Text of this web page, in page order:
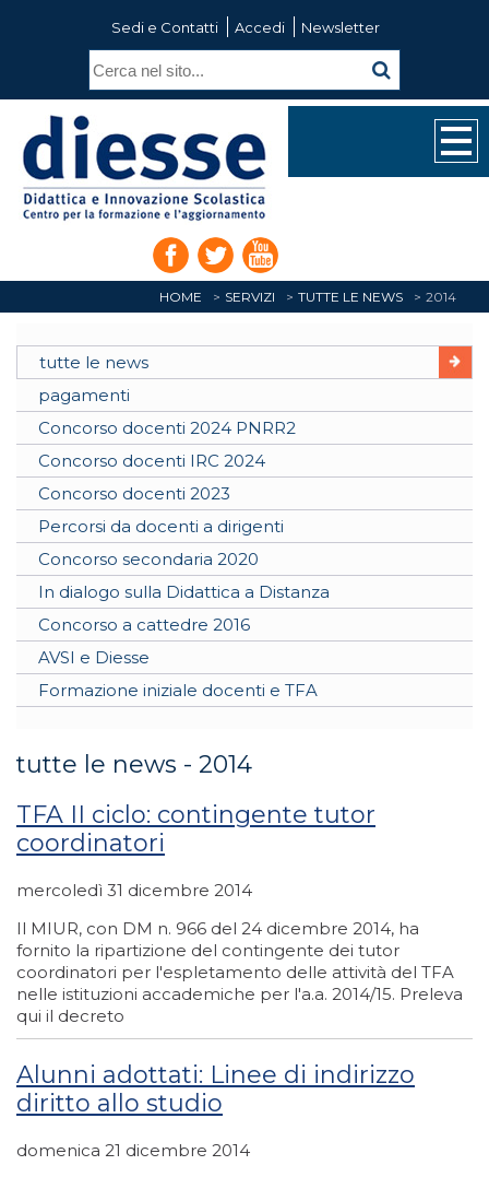
Sedi e Contatti Accedi Newsletter
HOME SERVIZI TUTTE LE NEWS 2014
tutte le news
pagamenti
Concorso docenti 2024 PNRR2
Concorso docenti IRC 2024
Concorso docenti 2023
Percorsi da docenti a dirigenti
Concorso secondaria 2020
In dialogo sulla Didattica a Distanza
Concorso a cattedre 2016
AVSI e Diesse
Formazione iniziale docenti e TFA
tutte le news - 2014
TFA II ciclo: contingente tutor
coordinatori
mercoledì 31 dicembre 2014
Il MIUR, con DM n. 966 del 24 dicembre 2014, ha
fornito la ripartizione del contingente dei tutor
coordinatori per l'espletamento delle attività del TFA
nelle istituzioni accademiche per l'a.a. 2014/15. Preleva
qui il decreto
Alunni adottati: Linee di indirizzo
diritto allo studio
domenica 21 dicembre 2014